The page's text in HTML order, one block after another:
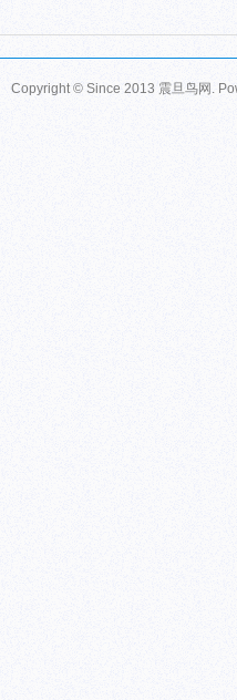
Copyright © Since 2013 震旦鸟网 .